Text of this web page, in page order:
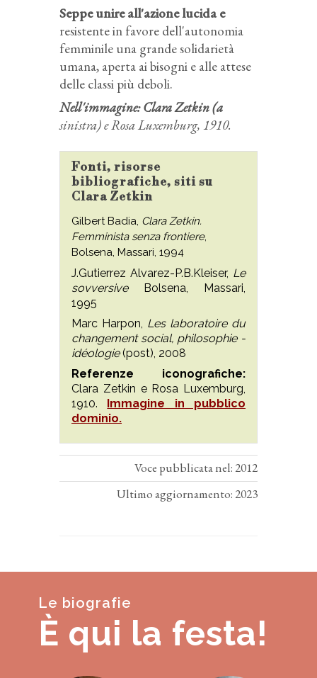
Seppe unire all'azione lucida e
resistente in favore dell'autonomia
femminile una grande solidarietà
umana, aperta ai bisogni e alle attese
delle classi più deboli.
Nell'immagine: Clara Zetkin (a
sinistra) e Rosa Luxemburg, 1910.
Fonti, risorse
bibliografiche, siti su
Clara Zetkin
Gilbert Badia, Clara Zetkin.
Femminista senza frontiere,
Bolsena, Massari, 1994
J.Gutierrez Alvarez-P.B.Kleiser, Le
sovversiveBolsena, Massari,
1995
Marc Harpon, Les laboratoire du
changement social, philosophie -
idéologie(post), 2008
Referenze iconografiche:
Clara Zetkin e Rosa Luxemburg,
1910. Immagine in pubblico
dominio.
Voce pubblicata nel: 2012
Ultimo aggiornamento: 2023
Le biografie
È qui la festa!